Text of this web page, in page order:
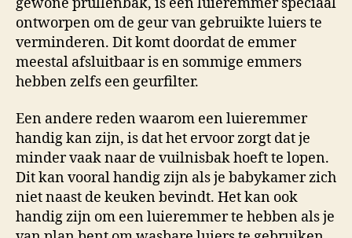
ontworpen om de geur van gebruikte luiers te
verminderen. Dit komt doordat de emmer
meestal afsluitbaar is en sommige emmers
hebben zelfs een geurfilter.
Een andere reden waarom een luieremmer
handig kan zijn, is dat het ervoor zorgt dat je
minder vaak naar de vuilnisbak hoeft te lopen.
Dit kan vooral handig zijn als je babykamer zich
niet naast de keuken bevindt. Het kan ook
handig zijn om een luieremmer te hebben als je